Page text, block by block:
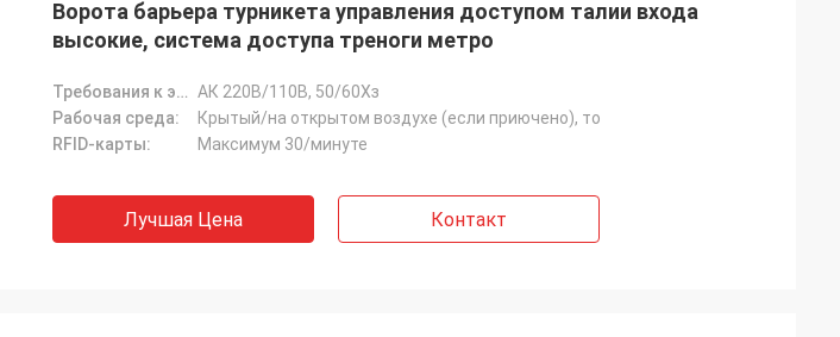
Ворота барьера турникета управления доступом талии входа
высокие, система доступа треноги метро
Требования к электической мощности: АК 220В/110В, 50/60Хз
Рабочая среда:
Крытый/на открытом воздухе (если приючено), то
RFID-карты:
Максимум 30/минуте
Лучшая Цена Контакт